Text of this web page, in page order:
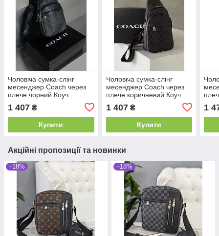
Чоловіча сумка-слінг
месенджер Coach через
плече чорний Коуч
1 407 ₴
Купити
Чоловіча сумка-слінг
месенджер Coach через
плече коричневий Коуч
1 407₴
Купити
1
Акційні пропозиції та новинки
–18% –18%